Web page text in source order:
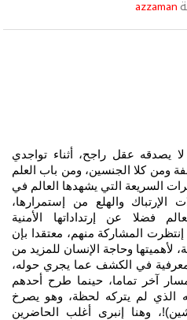
azzaman
يصدقه عقل راجح، أثناء تواجدي
ومن كلا الجنسين، ومن باب العلم
السريعة التي يشهدها العالم في
والهلع من إستمرارها،
فضلا عن إرتداداتها الأمنية
إنتظرت المشاركة منهم، معتقدا بإن
وحاجة الإنسان للمزيد من
في الكشف عما يجري حوله،
آخر تماما، حينما طرح أحدهم
الذي لم يتركه لحظة، وهو يصرخ
وهنا إنبرى أغلب الحاضرين